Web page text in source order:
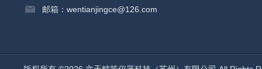
邮箱：wentianjingce@126.com